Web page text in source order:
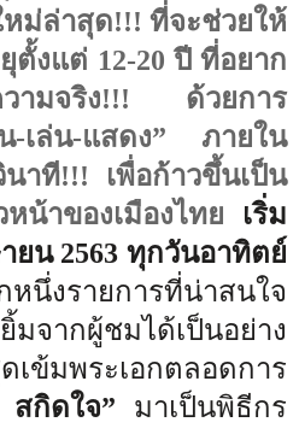
ม่ล่าสุด!!! ที่จะช่วยให้
ตั้งแต่ 12-20 ปี ที่อยาก
ความจริง!!! ด้วยการ
-เล่น-แสดง” ภายใน
นาที!!! เพื่อก้าวขึ้นเป็น
น้าของเมืองไทย
เริ่ม
ยน 2563 ทุกวันอาทิตย์
หนึ่งรายการที่น่าสนใจ
มจากผู้ชมได้เป็นอย่าง
ข้มพระเอกตลอดการ
กิดใจ” มาเป็นพิธีกร